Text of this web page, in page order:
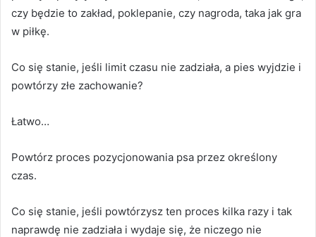
czy będzie to zakład, poklepanie, czy nagroda, taka jak gra
w piłkę.
Co się stanie, jeśli limit czasu nie zadziała, a pies wyjdzie i
powtórzy złe zachowanie?
Łatwo…
Powtórz proces pozycjonowania psa przez określony
czas.
Co się stanie, jeśli powtórzysz ten proces kilka razy i tak
naprawdę nie zadziała i wydaje się, że niczego nie